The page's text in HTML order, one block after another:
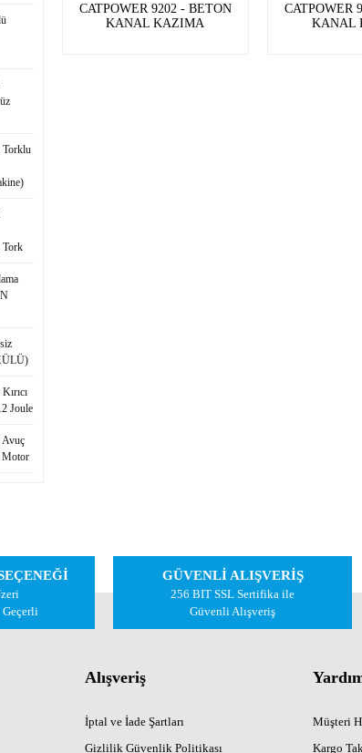
Torklu
Joule
Motor
CATPOWER 9202 - BETON
KANAL KAZIMA
CATPOWER
KANAL
Geçerli
GÜVENLİ ALIŞVERİŞ
256 BIT SSL Sertifika ile
Güvenli Alışveriş
Alışveriş
İptal ve İade Şartları
Gizlilik Güvenlik Politikası
Müşteri
Kargo